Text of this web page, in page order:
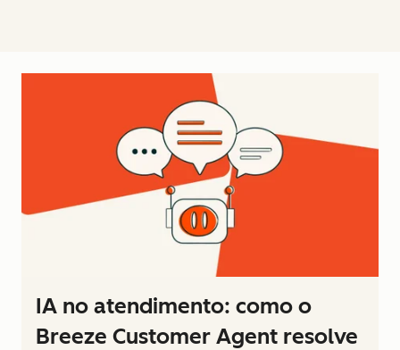
IA no atendimento: como o
Breeze Customer Agent resolve